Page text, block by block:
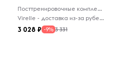
Посттренировочные комплексы
Virelle - доставка из-за рубежа
3 028 -9% 3 331